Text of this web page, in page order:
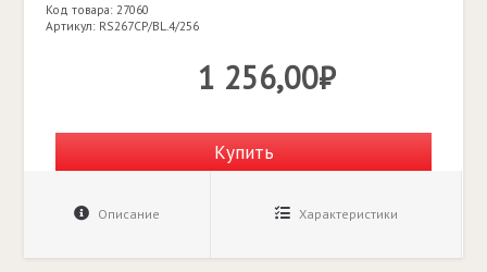
Код товара: 27060
Артикул: RS267CP/BL.4/256
1 256,00₽
Купить
Описание Характеристики